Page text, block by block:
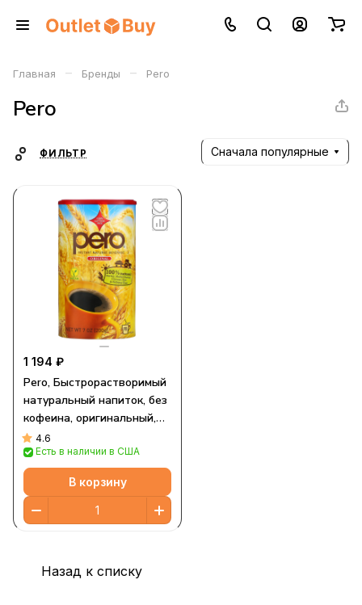
Главная – Бренды – Pero
Pero
ФИЛЬТР Сначала популярные
1 194 ₽
Pero, Быстрорастворимый
натуральный напиток, без
кофеина, оригинальный,
200 г (7 унций)
4.6
Есть в наличии в США
В корзину
Назад к списку